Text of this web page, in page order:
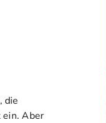
die
Aber